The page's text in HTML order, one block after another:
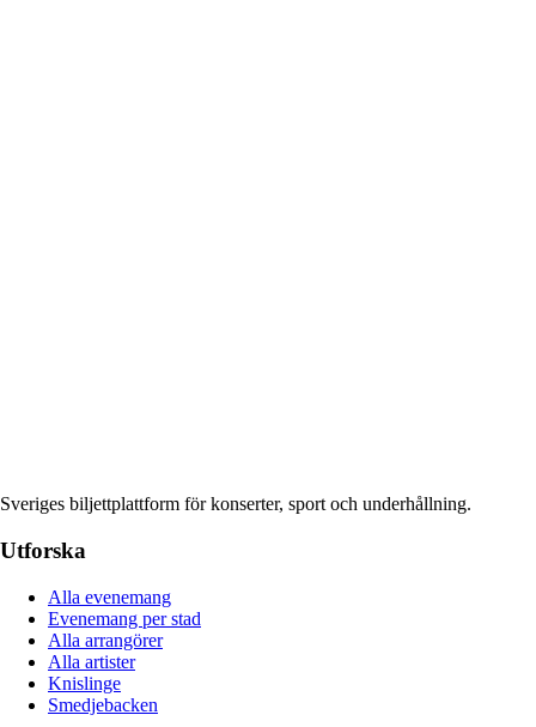
Sveriges biljettplattform för konserter, sport och underhållning.
Utforska
Alla evenemang
Evenemang per stad
Alla arrangörer
Alla artister
Knislinge
Smedjebacken